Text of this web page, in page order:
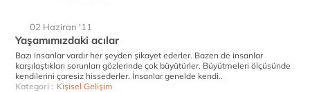
02 Haziran '11
Yaşamımızdaki acılar
Bazı insanlar vardır her şeyden şikayet ederler. Bazen de insanlar
karşılaştıkları sorunları gözlerinde çok büyütürler. Büyütmeleri ölçüsünde
kendilerini çaresiz hissederler. İnsanlar genelde kendi..
Kategori : Kişisel Gelişim